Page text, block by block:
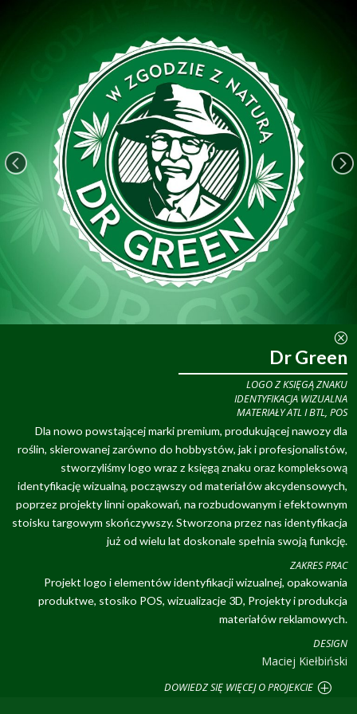
< =
Q
Dr Green
LOGO Z KSIĘGĄ ZNAKU
IDENTYFIKACJA WIZUALNA
MATERIAŁY ATL I BTL, POS
Dla nowo powstającej marki premium, produkującej nawozy dla
roślin, skierowanej zarówno do hobbystów, jak i profesjonalistów,
stworzyliśmy logo wraz z księgą znaku oraz kompleksową
identyfikację wizualną, począwszy od materiałów akcydensowych,
poprzez projekty linni opakowań, na rozbudowanym i efektownym
stoisku targowym skończywszy. Stworzona przez nas identyfikacja
już od wielu lat doskonale spełnia swoją funkcję.
ZAKRES PRAC
Projekt logo i elementów identyfikacji wizualnej, opakowania
produktwe, stosiko POS, wizualizacje 3D, Projekty i produkcja
materiałów reklamowych.
DESIGN
Maciej Kiełbiński
DOWIEDZ SIĘ WIĘCEJ O PROJEKCIE